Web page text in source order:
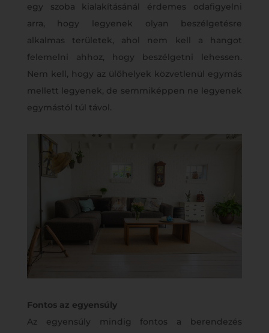
egy szoba kialakításánál érdemes odafigyelni
arra, hogy legyenek olyan beszélgetésre
alkalmas területek, ahol nem kell a hangot
felemelni ahhoz, hogy beszélgetni lehessen.
Nem kell, hogy az ülőhelyek közvetlenül egymás
mellett legyenek, de semmiképpen ne legyenek
egymástól túl távol.
Fontos az egyensúly
Az egyensúly mindig fontos a berendezés